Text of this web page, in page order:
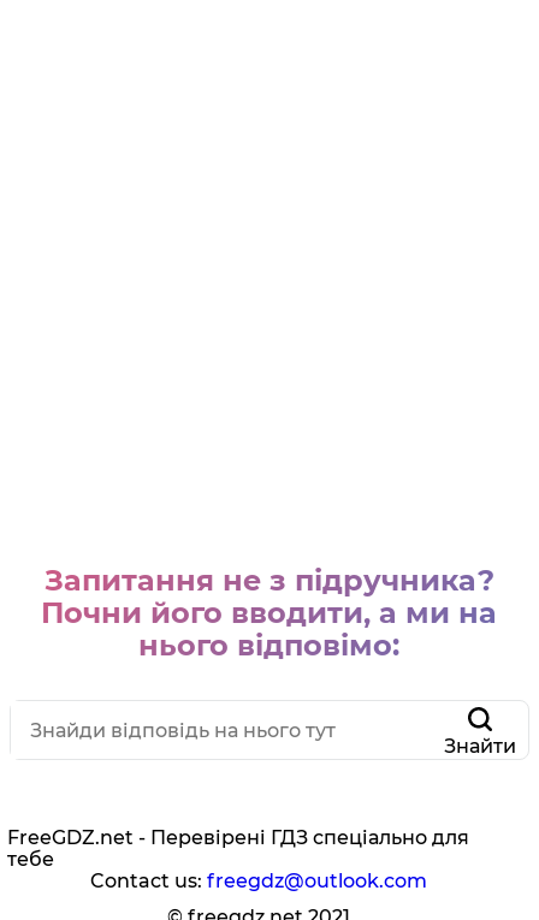
Запитання не з підручника?
Почни його вводити, а ми на
нього відповімо:
Знайти
FreeGDZ.net - Перевірені ГДЗ спеціально для
тебе
Contact us:freegdz@outlook.com